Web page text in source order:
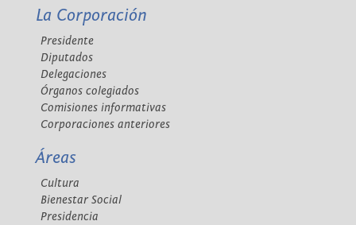
La Corporación
Presidente
Diputados
Delegaciones
Órganos colegiados
Comisiones informativas
Corporaciones anteriores
Áreas
Cultura
Bienestar Social
Presidencia